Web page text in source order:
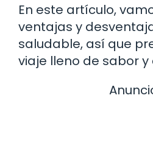
En este artículo,
ventajas y
saludable, así que
viaje lleno de sabor